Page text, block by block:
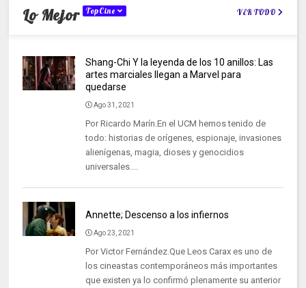
Lo Mejor TopCine VER TODO
Shang-Chi Y la leyenda de los 10 anillos: Las
artes marciales llegan a Marvel para
quedarse
Ago 31, 2021
Por Ricardo Marín.En el UCM hemos tenido de
todo: historias de orígenes, espionaje, invasiones
alienígenas, magia, dioses y genocidios
universales....
Annette; Descenso a los infiernos
Ago 23, 2021
Por Victor Fernández.Que Leos Carax es uno de
los cineastas contemporáneos más importantes
que existen ya lo confirmó plenamente su anterior